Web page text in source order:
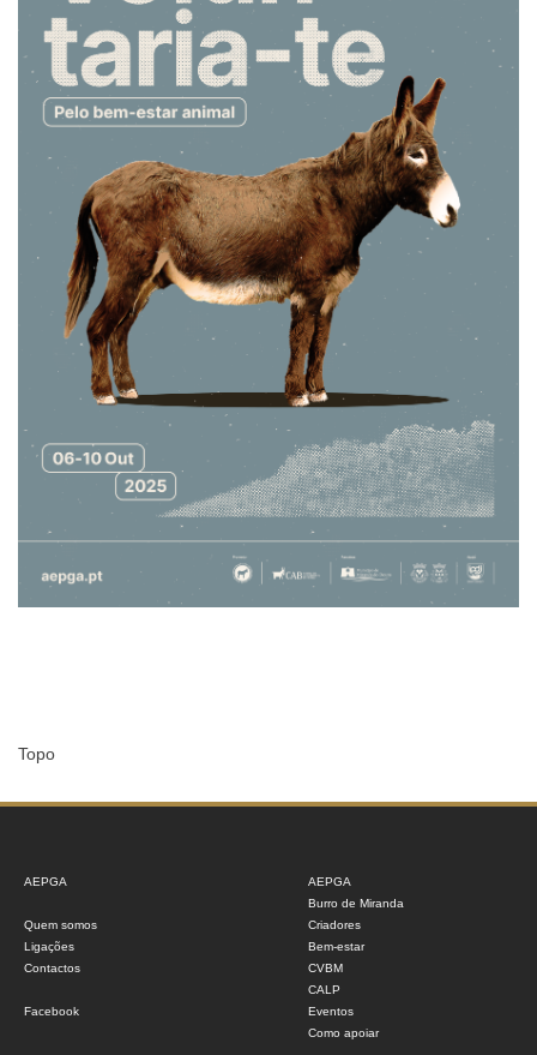
Topo
AEPGA
Quem somos
Ligações
Contactos
Facebook
AEPGA
Burro de Miranda
Criadores
Bem-estar
CVBM
CALP
Eventos
Como apoiar